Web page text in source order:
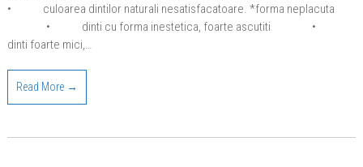
• culoarea dintilor naturali nesatisfacatoare. *forma neplacuta
• dinti cu forma inestetica, foarte ascutiti •
dinti foarte mici,…
Read More →